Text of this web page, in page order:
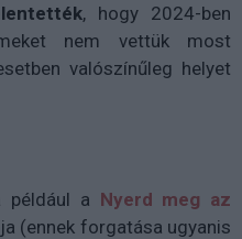
, hogy 2024-ben
nem vettük most
valószínűleg helyet
a Nyerd meg az
(ennek forgatása ugyanis